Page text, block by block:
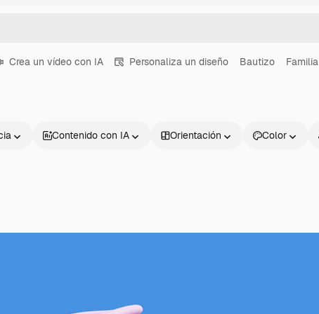
Crea un vídeo con IA Personaliza un diseño Bautizo Familia
Contenido con IA Orientación Color
Productos